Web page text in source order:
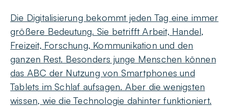
Die Digitalisierung bekommt jeden Tag eine immer
größere Bedeutung. Sie betrifft Arbeit, Handel,
Freizeit, Forschung, Kommunikation und den
ganzen Rest. Besonders junge Menschen können
das ABC der Nutzung von Smartphones und
Tablets im Schlaf aufsagen. Aber die wenigsten
wissen, wie die Technologie dahinter funktioniert.